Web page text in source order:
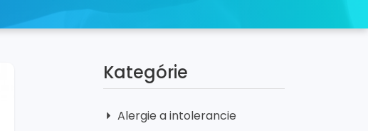
Kategórie
Alergie a intolerancie